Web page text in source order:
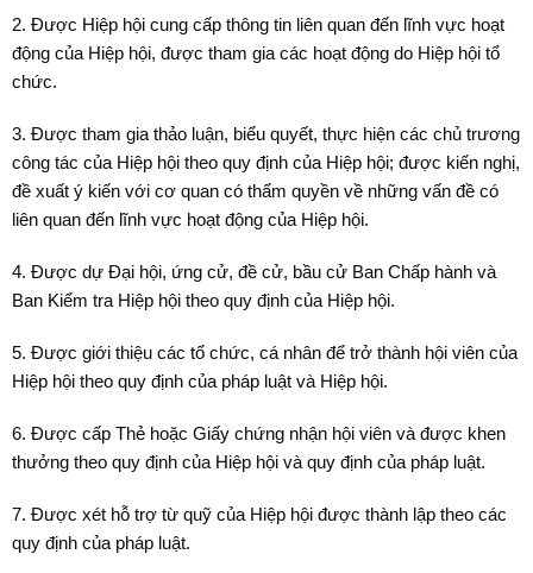
2. Được Hiệp hội cung cấp thông tin liên quan đến lĩnh vực hoạt
động của Hiệp hội, được tham gia các hoạt động do Hiệp hội tổ
chức.
3. Được tham gia thảo luận, biểu quyết, thực hiện các chủ trương
công tác của Hiệp hội theo quy định của Hiệp hội; được kiến nghị,
đề xuất ý kiến với cơ quan có thẩm quyền về những vấn đề có
liên quan đến lĩnh vực hoạt động của Hiệp hội.
4. Được dự Đại hội, ứng cử, đề cử, bầu cử Ban Chấp hành và
Ban Kiểm tra Hiệp hội theo quy định của Hiệp hội.
5. Được giới thiệu các tổ chức, cá nhân để trở thành hội viên của
Hiệp hội theo quy định của pháp luật và Hiệp hội.
6. Được cấp Thẻ hoặc Giấy chứng nhận hội viên và được khen
thưởng theo quy định của Hiệp hội và quy định của pháp luật.
7. Được xét hỗ trợ từ quỹ của Hiệp hội được thành lập theo các
quy định của pháp luật.